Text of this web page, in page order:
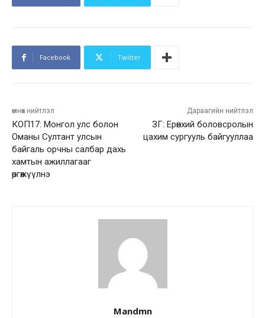
Facebook Twitter
өмнөх нийтлэл
КОП17: Монгол улс болон
Оманы Султант улсын
байгаль орчны салбар дахь
хамтын ажиллагааг
өргөжүүлнэ
Дараагийн нийтлэл
ЗГ: Ерөнхий боловсролын
цахим сургууль байгууллаа
Mandmn